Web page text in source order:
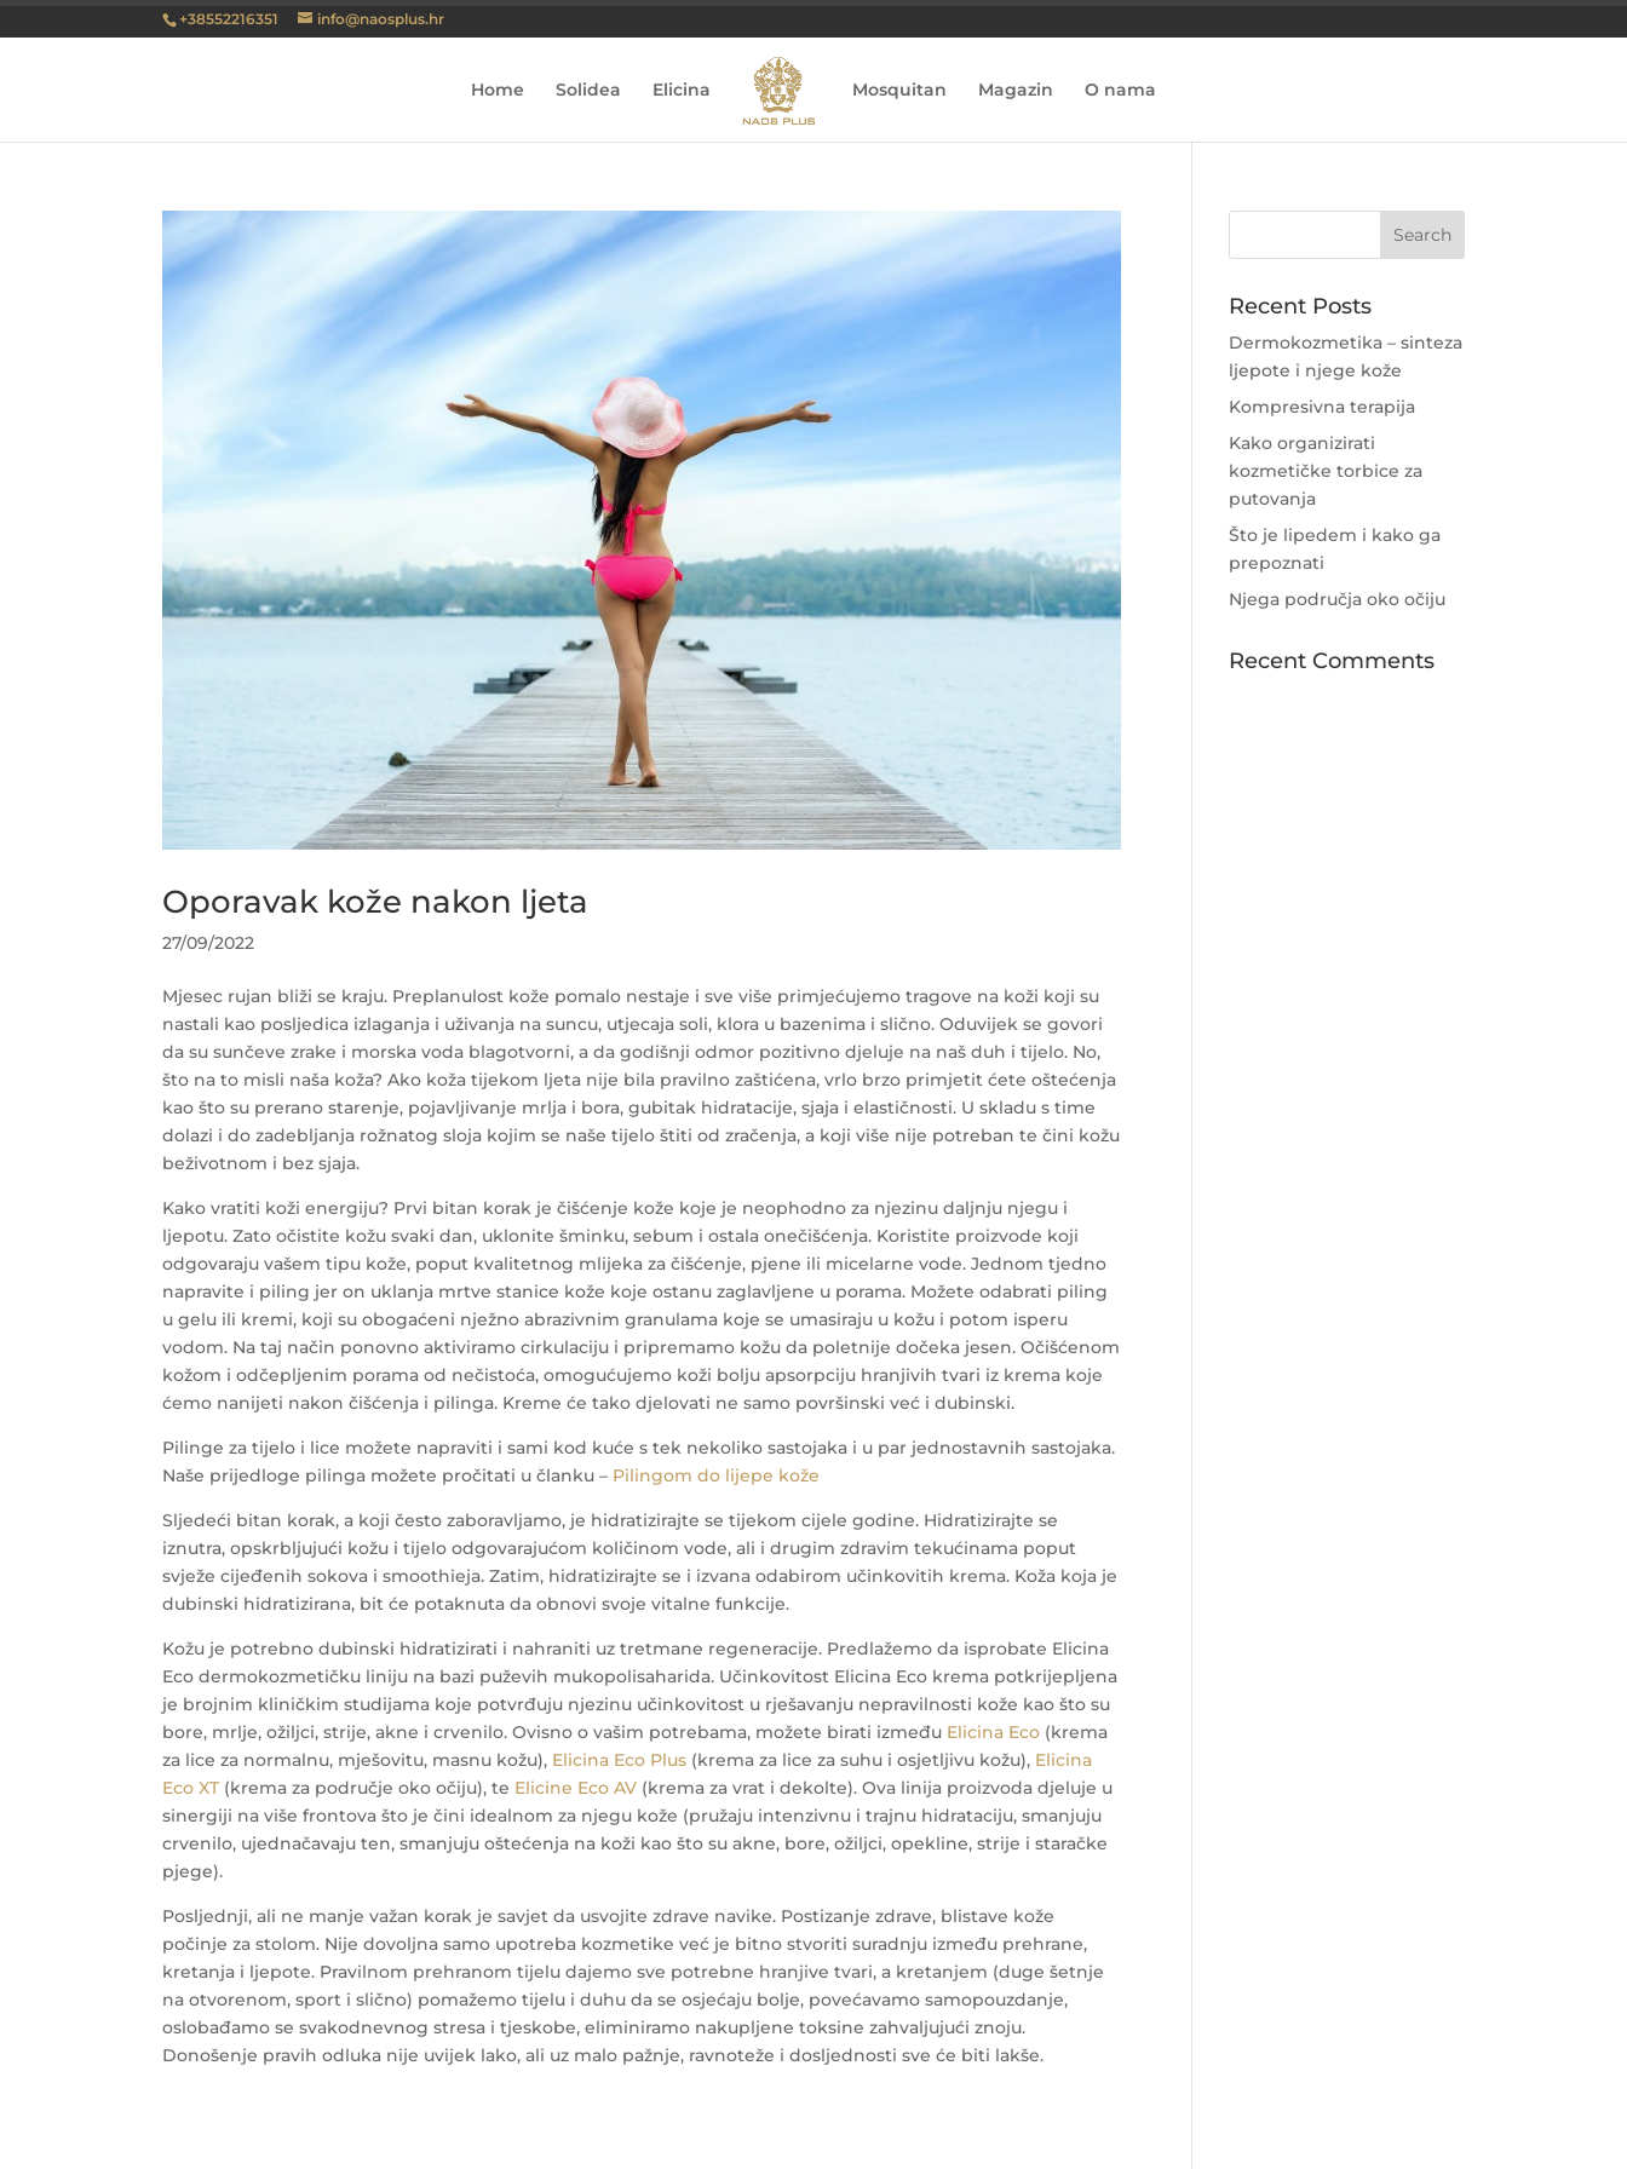
+38552216351 info@naosplus.hr
Home Solidea Elicina Mosquitan Magazin O nama
Oporavak kože nakon ljeta
27/09/2022
Mjesec rujan bliži se kraju. Preplanulost kože pomalo nestaje i sve više primjećujemo tragove na koži koji su
nastali kao posljedica izlaganja i uživanja na suncu, utjecaja soli, klora u bazenima i slično. Oduvijek se govori
da su sunčeve zrake i morska voda blagotvorni, a da godišnji odmor pozitivno djeluje na naš duh i tijelo. No,
što na to misli naša koža? Ako koža tijekom ljeta nije bila pravilno zaštićena, vrlo brzo primjetit ćete oštećenja
kao što su prerano starenje, pojavljivanje mrlja i bora, gubitak hidratacije, sjaja i elastičnosti. U skladu s time
dolazi i do zadebljanja rožnatog sloja kojim se naše tijelo štiti od zračenja, a koji više nije potreban te čini kožu
beživotnom i bez sjaja.
Kako vratiti koži energiju? Prvi bitan korak je čišćenje kože koje je neophodno za njezinu daljnju njegu i
ljepotu. Zato očistite kožu svaki dan, uklonite šminku, sebum i ostala onečišćenja. Koristite proizvode koji
odgovaraju vašem tipu kože, poput kvalitetnog mlijeka za čišćenje, pjene ili micelarne vode. Jednom tjedno
napravite i piling jer on uklanja mrtve stanice kože koje ostanu zaglavljene u porama. Možete odabrati piling
u gelu ili kremi, koji su obogaćeni nježno abrazivnim granulama koje se umasiraju u kožu i potom isperu
vodom. Na taj način ponovno aktiviramo cirkulaciju i pripremamo kožu da poletnije dočeka jesen. Očišćenom
kožom i odčepljenim porama od nečistoća, omogućujemo koži bolju apsorpciju hranjivih tvari iz krema koje
ćemo nanijeti nakon čišćenja i pilinga. Kreme će tako djelovati ne samo površinski već i dubinski.
Pilinge za tijelo i lice možete napraviti i sami kod kuće s tek nekoliko sastojaka i u par jednostavnih sastojaka.
Naše prijedloge pilinga možete pročitati u članku – Pilingom do lijepe kože
Sljedeći bitan korak, a koji često zaboravljamo, je hidratizirajte se tijekom cijele godine. Hidratizirajte se
iznutra, opskrbljujući kožu i tijelo odgovarajućom količinom vode, ali i drugim zdravim tekućinama poput
svježe cijeđenih sokova i smoothieja. Zatim, hidratizirajte se i izvana odabirom učinkovitih krema. Koža koja je
dubinski hidratizirana, bit će potaknuta da obnovi svoje vitalne funkcije.
Kožu je potrebno dubinski hidratizirati i nahraniti uz tretmane regeneracije. Predlažemo da isprobate Elicina
Eco dermokozmetičku liniju na bazi puževih mukopolisaharida. Učinkovitost Elicina Eco krema potkrijepljena
je brojnim kliničkim studijama koje potvrđuju njezinu učinkovitost u rješavanju nepravilnosti kože kao što su
bore, mrlje, ožiljci, strije, akne i crvenilo. Ovisno o vašim potrebama, možete birati između Elicina Eco (krema
za lice za normalnu, mješovitu, masnu kožu), Elicina Eco Plus (krema za lice za suhu i osjetljivu kožu), Elicina
Eco XT (krema za područje oko očiju), te Elicine Eco AV (krema za vrat i dekolte). Ova linija proizvoda djeluje u
sinergiji na više frontova što je čini idealnom za njegu kože (pružaju intenzivnu i trajnu hidrataciju, smanjuju
crvenilo, ujednačavaju ten, smanjuju oštećenja na koži kao što su akne, bore, ožiljci, opekline, strije i staračke
pjege).
Posljednji, ali ne manje važan korak je savjet da usvojite zdrave navike. Postizanje zdrave, blistave kože
počinje za stolom. Nije dovoljna samo upotreba kozmetike već je bitno stvoriti suradnju između prehrane,
kretanja i ljepote. Pravilnom prehranom tijelu dajemo sve potrebne hranjive tvari, a kretanjem (duge šetnje
na otvorenom, sport i slično) pomažemo tijelu i duhu da se osjećaju bolje, povećavamo samopouzdanje,
oslobađamo se svakodnevnog stresa i tjeskobe, eliminiramo nakupljene toksine zahvaljujući znoju.
Donošenje pravih odluka nije uvijek lako, ali uz malo pažnje, ravnoteže i dosljednosti sve će biti lakše.
Recent Posts
Dermokozmetika – sinteza
ljepote i njege kože
Kompresivna terapija
Kako organizirati
kozmetičke torbice za
putovanja
Što je lipedem i kako ga
prepoznati
Njega područja oko očiju
Recent Comments